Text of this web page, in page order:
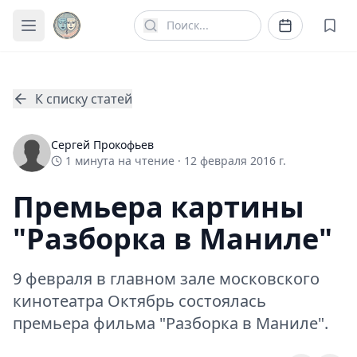
К списку статей
Сергей Прокофьев
1 минута на чтение · 12 февраля 2016 г.
Премьера картины
"Разборка в Маниле"
9 февраля в главном зале московского
кинотеатра Октябрь состоялась
премьера фильма "Разборка в Маниле".